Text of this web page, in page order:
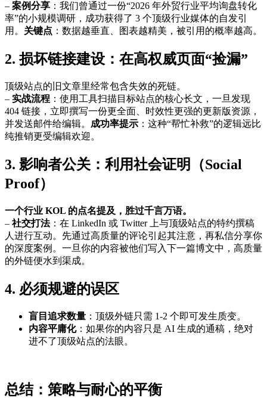
– 案例分享 ：我们曾通过一份“2026 年外贸行业平均询盘转化
率”的小规模调研，成功获得了 3 个顶级行业媒体的自发引
用。 关键点 ：数据越垂直、图表越精美，被引用的概率越高。
2. 损坏链接建设：在高权威页面“捡漏”
顶级站点的旧文章里经常包含失效的死链。
– 实战流程 ：使用工具扫描目标站点的核心长文，一旦发现
404 链接，立即撰写一份更全面、时效性更强的更新版资源，
并发送邮件给编辑。 成功率提示 ：这种“帮忙补救”的逻辑远比
纯推销更受编辑欢迎。
3. 影响者公关：利用社会证明（Social
Proof）
一个行业 KOL 的点名提及，胜过千言万语。
– 社交打法：在 LinkedIn 或 Twitter 上与顶级站点的特约撰稿
人进行互动。先通过高质量的评论引起其注意，再私信分享你
的深度案例。一旦你的内容被他们写入下一篇博文中，高质量
的外链便水到渠成。
4. 必须规避的误区
盲目追求数量 ：顶级外链只需 1-2 个即可发生质变。
内容平庸化：如果你的内容只是 AI 生成的通稿，绝对
进不了顶级站点的法眼。
总结：策略与耐心的平衡